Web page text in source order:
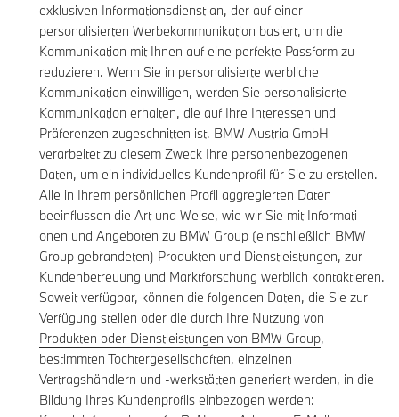
exklusiven Informationsdienst an, der auf einer
personalisierten Werbekommunikation basiert, um die
Kommunikation mit Ihnen auf eine perfekte Passform zu
reduzieren. Wenn Sie in personalisierte werbliche
Kommunikation einwilligen, werden Sie personalisierte
Kommunikation erhalten, die auf Ihre Interessen und
Präferenzen zugeschnitten ist. BMW Austria GmbH
verarbeitet zu diesem Zweck Ihre personenbezogenen
Daten, um ein individuelles Kundenprofil für Sie zu erstellen.
Alle in Ihrem persönlichen Profil aggregierten Daten
beeinflussen die Art und Weise, wie wir Sie mit Informati-
onen und Angeboten zu BMW Group (einschließlich BMW
Group gebrandeten) Produkten und Dienstleistungen, zur
Kundenbetreuung und Marktforschung werblich kontaktieren.
Soweit verfügbar, können die folgenden Daten, die Sie zur
Verfügung stellen oder die durch Ihre Nutzung von
Produkten oder Dienstleistungen von BMW Group,
bestimmten Tochtergesellschaften, einzelnen
Vertragshändlern und -werkstätten generiert werden, in die
Bildung Ihres Kundenprofils einbezogen werden: